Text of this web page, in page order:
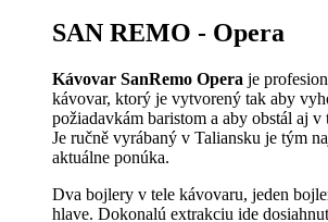
SAN REMO - Opera
Kávovar SanRemo Opera je
kávovar, ktorý je vytvorený tak aby
požiadavkám baristom a aby obstál aj v
Je ručně vyrábaný v Taliansku je tým
aktuálne ponúka.
Dva bojlery v tele kávovaru, jeden
hlave. Dokonalú extrakciu ide